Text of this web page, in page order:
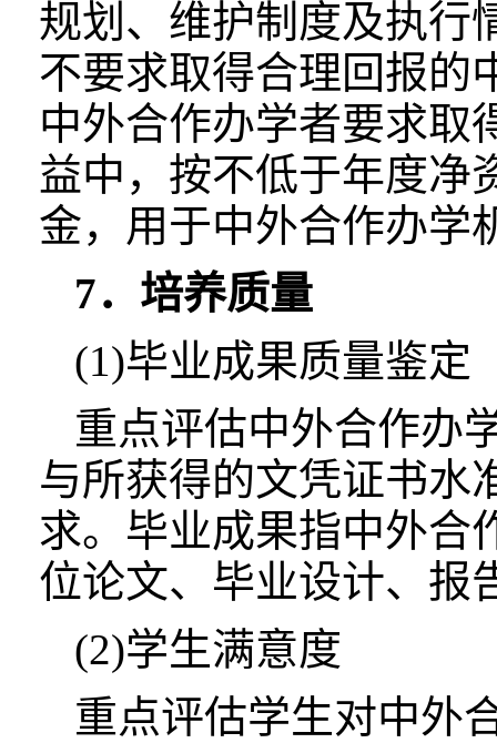
规划、维护制度及执行
不要求取得合理回报的
中外合作办学者要求取
益中，按不低于年度净
金，用于中外合作办学
7．培养质量
(1)毕业成果质量鉴定
重点评估中外合作办
与所获得的文凭证书水
求。毕业成果指中外合
位论文、毕业设计、报
(2)学生满意度
重点评估学生对中外